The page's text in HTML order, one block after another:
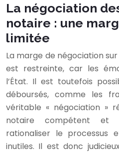
La négociation
notaire : une
limitée
La marge de négociation
est restreinte, car les
l’État. Il est toutefois
déboursés, comme les
véritable « négociation »
notaire compétent et
rationaliser le processus
inutiles. Il est donc